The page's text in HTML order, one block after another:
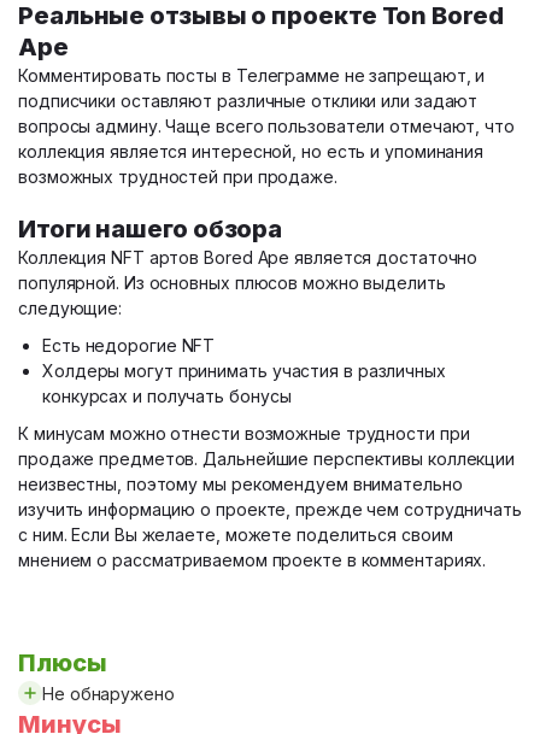
Реальные отзывы о проекте Ton Bored
Ape
Комментировать посты в Телеграмме не запрещают, и
подписчики оставляют различные отклики или задают
вопросы админу. Чаще всего пользователи отмечают, что
коллекция является интересной, но есть и упоминания
возможных трудностей при продаже.
Итоги нашего обзора
Коллекция NFT артов Bored Ape является достаточно
популярной. Из основных плюсов можно выделить
следующие:
Есть недорогие NFT
Холдеры могут принимать участия в различных
конкурсах и получать бонусы
К минусам можно отнести возможные трудности при
продаже предметов. Дальнейшие перспективы коллекции
неизвестны, поэтому мы рекомендуем внимательно
изучить информацию о проекте, прежде чем сотрудничать
с ним. Если Вы желаете, можете поделиться своим
мнением о рассматриваемом проекте в комментариях.
Плюсы
Не обнаружено
Минусы